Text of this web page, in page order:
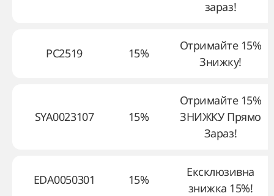
зараз!
PC2519 15%
Отримайте 15%
Знижку!
SYA0023107 15%
Отримайте 15%
ЗНИЖКУ Прямо
Зараз!
EDA0050301 15%
Ексклюзивна
знижка 15%!